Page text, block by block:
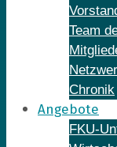
Team
Chronik
Angebote
FKU-